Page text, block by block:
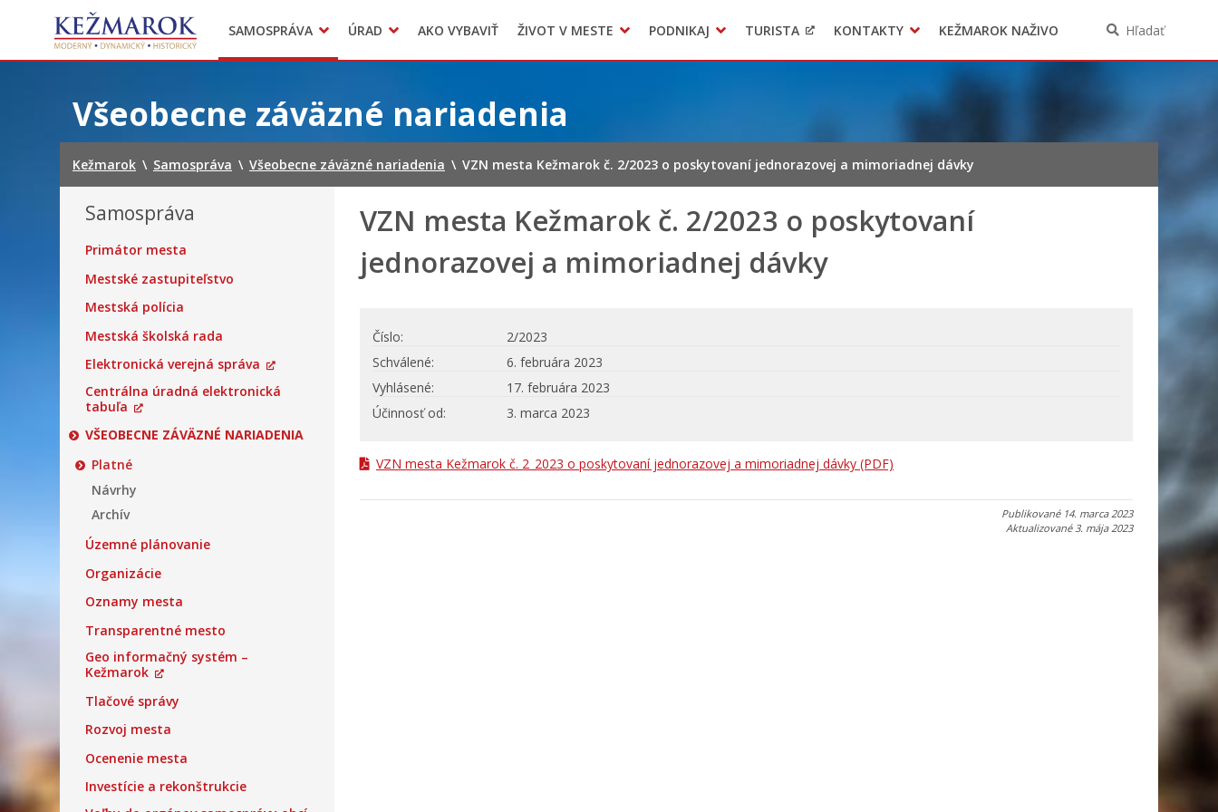
SAMOSPRÁVA
Mestská polícia
Geo informačný systém – Kežmarok
ÚRAD
Sekcie úradu
Oznamovanie podozrení z podvodov
AKO VYBAVIŤ ŽIVOT V MESTE
Triedený zber – NATUR – PACK
PODNIKAJ TURISTA KONTAKTY KEŽMAROK NAŽIVO Hľadať
Všeobecne záväzné nariadenia
Kežmarok \ Samospráva \ Všeobecne záväzné nariadenia \ VZN mesta Kežmarok č. 2/2023 o poskytovaní jednorazovej a mimoriadnej dávky
Samospráva
Primátor mesta
Mestské zastupiteľstvo
Mestská polícia
Mestská školská rada
Elektronická verejná správa
Centrálna úradná elektronická
tabuľa
VŠEOBECNE ZÁVÄZNÉ NARIADENIA
Platné
Návrhy
Archív
Územné plánovanie
Organizácie
Oznamy mesta
Transparentné mesto
Geo informačný systém –
Kežmarok
Tlačové správy
Rozvoj mesta
Ocenenie mesta
Investície a rekonštrukcie
VZN mesta Kežmarok č. 2/2023 o poskytovaní
jednorazovej a mimoriadnej dávky
Číslo
2/2023
Schválené
6. februára 2023
Vyhlásené
17. februára 2023
Účinnosť od
3. marca 2023
VZN mesta Kežmarok č. 2_2023 o poskytovaní jednorazovej a mimoriadnej dávky (PDF)
Publikované 14. marca 2023
Aktualizované3. mája 2023